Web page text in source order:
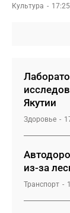
Культура
Якутии
Здоровье
из-за
Транспорт